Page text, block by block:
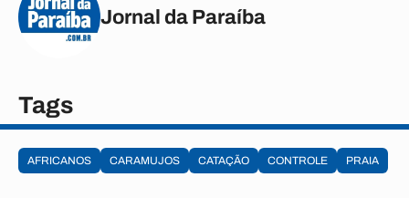
Jornal da Paraíba
Tags
AFRICANOS CARAMUJOS CATAÇÃO CONTROLE PRAIA